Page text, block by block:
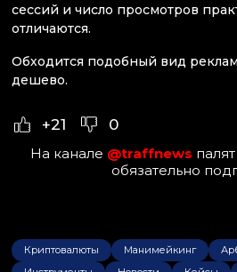
сессий и число просмотров
отличаются.
Обходится подобный вид
дешево.
+21 0
На канале @traffnews
обязательно
Криптовалюты Манимейкинг